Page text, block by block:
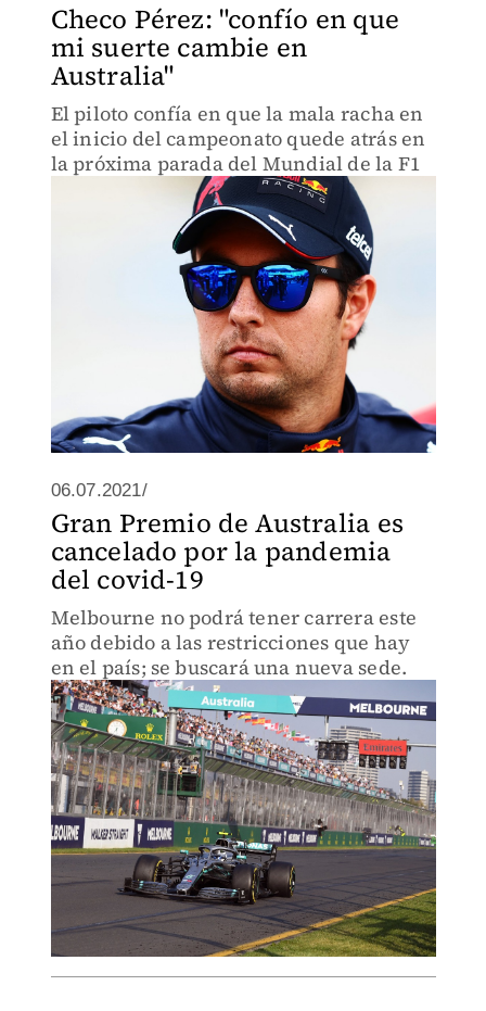
Checo Pérez: "confío en que
mi suerte cambie en
Australia"
El piloto confía en que la mala racha en
el inicio del campeonato quede atrás en
la próxima parada del Mundial de la F1
06.07.2021/
Gran Premio de Australia es
cancelado por la pandemia
del covid-19
Melbourne no podrá tener carrera este
año debido a las restricciones que hay
en el país; se buscará una nueva sede.